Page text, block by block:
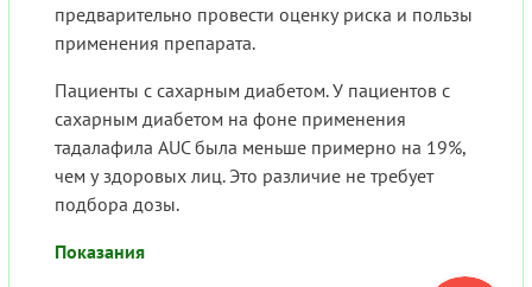
предварительно провести оценку риска и пользы
применения препарата.
Пациенты с сахарным диабетом. У пациентов с
сахарным диабетом на фоне применения
тадалафила AUC была меньше примерно на 19%,
чем у здоровых лиц. Это различие не требует
подбора дозы.
Показания